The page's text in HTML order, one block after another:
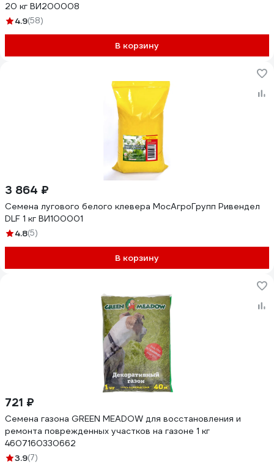
20 кг ВИ200008
4.9(58)
В корзину
3 864 ₽
Семена лугового белого клевера МосАгроГрупп Ривендел
DLF 1 кг ВИ100001
4.8(5)
В корзину
721 ₽
Семена газона GREEN MEADOW для восстановления и
ремонта поврежденных участков на газоне 1 кг
4607160330662
3.9(7)